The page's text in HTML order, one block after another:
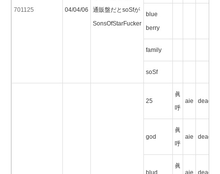
701125 04/04/06 通販盤だとsoSfが
SonsOfStarFucker
blue
berry
family
soSf
25
眞
呼
aie
god
眞
呼
aie
blud
眞
aie